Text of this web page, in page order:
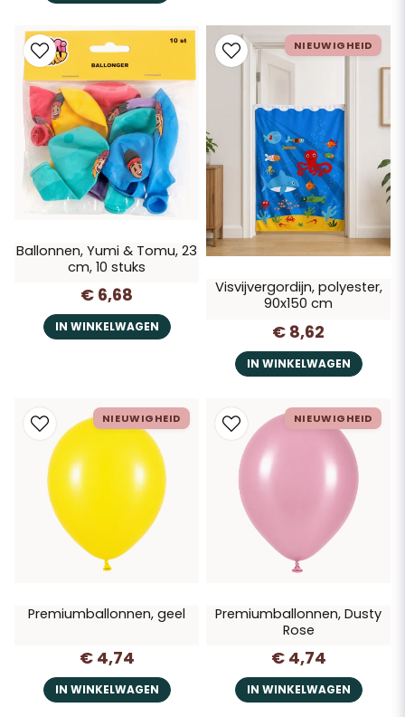
Ballonnen, Yumi & Tomu, 23
cm, 10 stuks
€ 6,68
IN WINKELWAGEN
Visvijvergordijn, polyester,
90x150 cm
€ 8,62
IN WINKELWAGEN
NIEUWIGHEID
Premiumballonnen, geel
€ 4,74
IN WINKELWAGEN
NIEUWIGHEID
Premiumballonnen, Dusty
Rose
€ 4,74
IN WINKELWAGEN
NIEUWIGHEID